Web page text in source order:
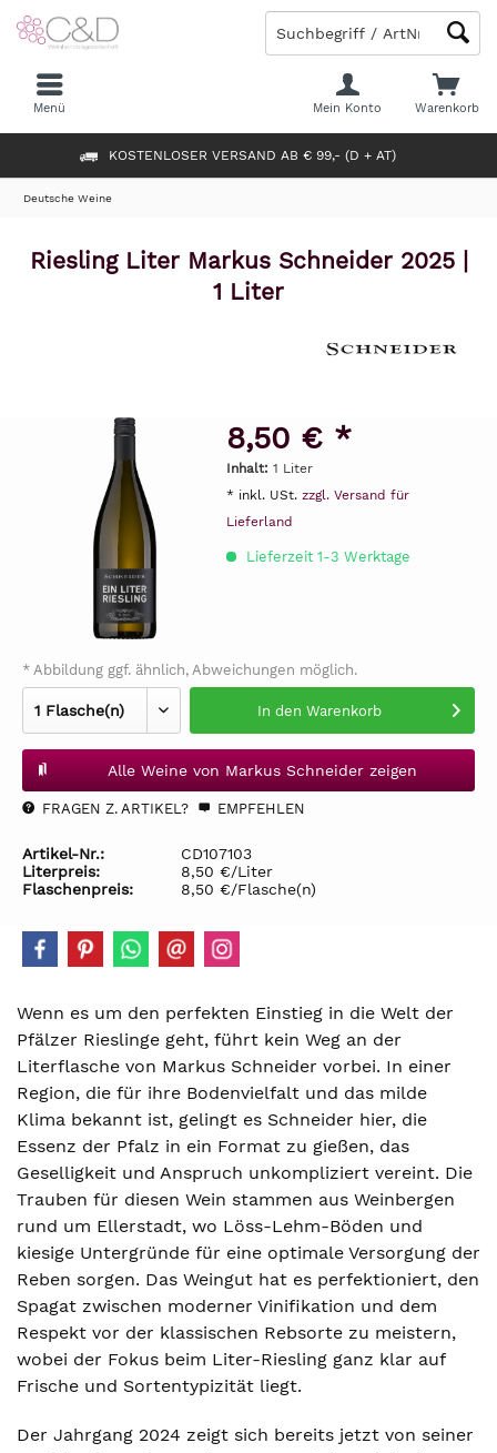
KOSTENLOSER VERSAND AB € 99,- (D + AT)
Warenkorb
Mein Konto
Menü
Deutsche Weine
Riesling Liter Markus Schneider 2025 |
1 Liter
8,50 € *
Inhalt: 1 Liter
* inkl. USt. zzgl. Versand für
Lieferland
Lieferzeit 1-3 Werktage
* Abbildung ggf. ähnlich, Abweichungen möglich.
In den Warenkorb
Alle Weine von Markus Schneider zeigen
FRAGEN Z. ARTIKEL? EMPFEHLEN
Artikel-Nr.:
CD107103
Literpreis:
8,50 €/Liter
Flaschenpreis:
8,50 €/Flasche(n)
Wenn es um den perfekten Einstieg in die Welt der
Pfälzer Rieslinge geht, führt kein Weg an der
Literflasche von Markus Schneider vorbei. In einer
Region, die für ihre Bodenvielfalt und das milde
Klima bekannt ist, gelingt es Schneider hier, die
Essenz der Pfalz in ein Format zu gießen, das
Geselligkeit und Anspruch unkompliziert vereint. Die
Trauben für diesen Wein stammen aus Weinbergen
rund um Ellerstadt, wo Löss-Lehm-Böden und
kiesige Untergründe für eine optimale Versorgung der
Reben sorgen. Das Weingut hat es perfektioniert, den
Spagat zwischen moderner Vinifikation und dem
Respekt vor der klassischen Rebsorte zu meistern,
wobei der Fokus beim Liter-Riesling ganz klar auf
Frische und Sortentypizität liegt.
Der Jahrgang 2024 zeigt sich bereits jetzt von seiner